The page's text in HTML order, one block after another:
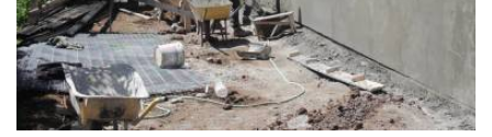
Tribunales
Deporte